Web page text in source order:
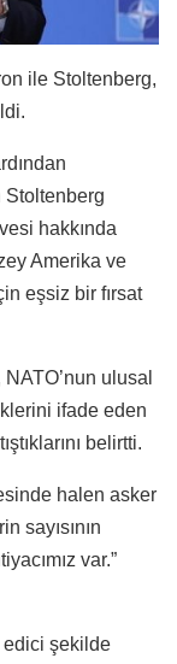
ile Stoltenberg,
Stoltenberg
hakkında
Amerika ve
eşsiz bir fırsat
ulusal
ifade eden
belirtti.
halen asker
sayısının
var.”
edici şekilde